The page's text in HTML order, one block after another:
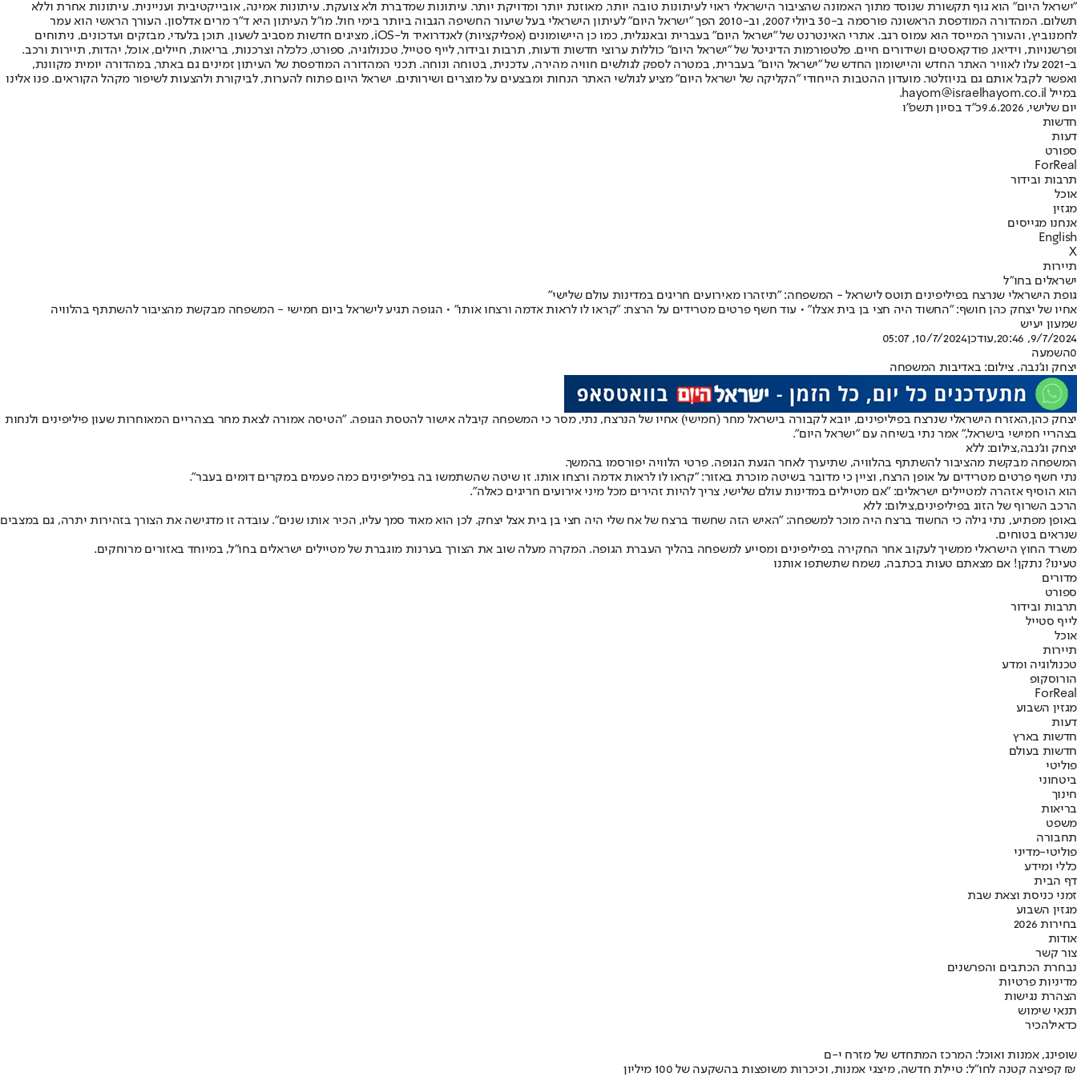
"ישראל היום" הוא גוף תקשורת שנוסד מתוך האמונה שהציבור הישראלי ראוי לעיתונות טובה יותר, מאוזנת יותר ומדויקת יותר. עיתונות שמדברת ולא צועקת. עיתונות אמינה, אובייקטיבית ועניינית. עיתונות אחרת וללא
תשלום. המהדורה המודפסת הראשונה פורסמה ב-30 ביולי 2007, וב-2010 הפך "ישראל היום" לעיתון הישראלי בעל שיעור החשיפה הגבוה ביותר בימי חול. מו"ל העיתון היא ד"ר מרים אדלסון. העורך הראשי הוא עמר
לחמנוביץ, והעורך המייסד הוא עמוס רגב. אתרי האינטרנט של "ישראל היום" בעברית ובאנגלית, כמו כן היישומונים (אפליקציות) לאנדרואיד ול-iOS, מציגים חדשות מסביב לשעון, תוכן בלעדי, מבזקים ועדכונים, ניתוחים
ופרשנויות, וידיאו, פודקאסטים ושידורים חיים. פלטפורמות הדיגיטל של "ישראל היום" כוללות ערוצי חדשות ודעות, תרבות ובידור, לייף סטייל, טכנולוגיה, ספורט, כלכלה וצרכנות, בריאות, חיילים, אוכל, יהדות, תיירות ורכב.
ב-2021 עלו לאוויר האתר החדש והיישומון החדש של "ישראל היום" בעברית, במטרה לספק לגולשים חוויה מהירה, עדכנית, בטוחה ונוחה. תכני המהדורה המודפסת של העיתון זמינים גם באתר, במהדורה יומית מקוונת,
ואפשר לקבל אותם גם בניוזלטר. מועדון ההטבות הייחודי "הקליקה של ישראל היום" מציע לגולשי האתר הנחות ומבצעים על מוצרים ושירותים. ישראל היום פתוח להערות, לביקורת ולהצעות לשיפור מקהל הקוראים. פנו אלינו
במייל hayom@israelhayom.co.il.
יום שלישי, 9.6.2026
כ"ד בסיון תשפ"ו
חדשות
דעות
ספורט
ForReal
תרבות ובידור
אוכל
מגזין
אנחנו מגייסים
English
X
תיירות
ישראלים בחו"ל
גופת הישראלי שנרצח בפיליפינים תוטס לישראל - המשפחה: "תיזהרו מאירועים חריגים במדינות עולם שלישי"
אחיו של יצחק כהן חושף: "החשוד היה חצי בן בית אצלו" • עוד חשף פרטים מטרידים על הרצח: "קראו לו לראות אדמה ורצחו אותו" • הגופה תגיע לישראל ביום חמישי - המשפחה מבקשת מהציבור להשתתף בהלוויה
שמעון יעיש
9/7/2024, 20:46
,עודכן10/7/2024, 05:07
0השמעה
יצחק וג'נבה. צילום: באדיבות המשפחה
יצחק כהן,האזרח הישראלי שנרצח בפיליפינים, יובא לקבורה בישראל מחר (חמישי) אחיו של הנרצח, נתי, מסר כי המשפחה קיבלה אישור להטסת הגופה. "הטיסה אמורה לצאת מחר בצהריים המאוחרות שעון פיליפינים ולנחות
בצהריי חמישי בישראל," אמר נתי בשיחה עם "ישראל היום".
יצחק וג'נבה,צילום: ללא
המשפחה מבקשת מהציבור להשתתף בהלוויה, שתיערך לאחר הגעת הגופה. פרטי הלוויה יפורסמו בהמשך.
נתי חשף פרטים מטרידים על אופן הרצח, וציין כי מדובר בשיטה מוכרת באזור: "קראו לו לראות אדמה ורצחו אותו. זו שיטה שהשתמשו בה בפיליפינים כמה פעמים במקרים דומים בעבר".
הוא הוסיף אזהרה למטיילים ישראלים: "אם מטיילים במדינות עולם שלישי, צריך להיות זהירים מכל מיני אירועים חריגים כאלה".
הרכב השרוף של הזוג בפיליפינים,צילום: ללא
באופן מפתיע, נתי גילה כי החשוד ברצח היה מוכר למשפחה: "האיש הזה שחשוד ברצח של אח שלי היה חצי בן בית אצל יצחק. לכן הוא מאוד סמך עליו, הכיר אותו שנים". עובדה זו מדגישה את הצורך בזהירות יתרה, גם במצבים
שנראים בטוחים.
משרד החוץ הישראלי ממשיך לעקוב אחר החקירה בפיליפינים ומסייע למשפחה בהליך העברת הגופה. המקרה מעלה שוב את הצורך בערנות מוגברת של מטיילים ישראלים בחו"ל, במיוחד באזורים מרוחקים.
טעינו? נתקן! אם מצאתם טעות בכתבה, נשמח שתשתפו אותנו
מדורים
ספורט
תרבות ובידור
לייף סטייל
אוכל
תיירות
טכנולוגיה ומדע
הורוסקופ
ForReal
מגזין השבוע
דעות
חדשות בארץ
חדשות בעולם
פוליטי
ביטחוני
חינוך
בריאות
משפט
תחבורה
פוליטי-מדיני
כללי ומידע
דף הבית
זמני כניסת וצאת שבת
מגזין השבוע
בחירות 2026
אודות
צור קשר
נבחרת הכתבים והפרשנים
מדיניות פרטיות
הצהרת נגישות
תנאי שימוש
כדאילהכיר
שופינג, אמנות ואוכל: המרכז המתחדש של מזרח י-ם
קפיצה קטנה לחו"ל: טיילת חדשה, מיצגי אמנות, וכיכרות משופצות בהשקעה של 100 מיליון ₪